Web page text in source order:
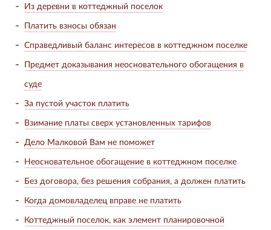
Из деревни в коттеджный поселок
Платить взносы обязан
Справедливый баланс интересов в коттеджном поселке
Предмет доказывания неосновательного обогащения в
суде
За пустой участок платить
Взимание платы сверх установленных тарифов
Дело Малковой Вам не поможет
Неосновательное обогащение в коттеджном поселке
Без договора, без решения собрания, а должен платить
Когда домовладелец вправе не платить
Коттеджный поселок, как элемент планировочной